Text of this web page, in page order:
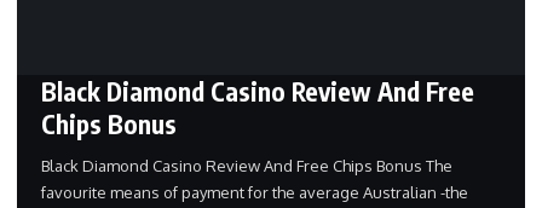
Black Diamond Casino Review And Free
Chips Bonus
Black Diamond Casino Review And Free Chips Bonus The
favourite means of payment for the average Australian -the